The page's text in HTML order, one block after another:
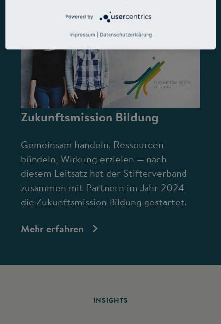
Zukunftsmission Bildung
Gemeinsam handeln, Ressourcen
bündeln, Wirkung erzielen — nach
diesem Leitsatz hat der Stifterverband
zusammen mit Partnern im Jahr 2024
die Zukunftsmission Bildung gestartet.
Mehr erfahren
INSIGHTS
Powered by
Impressum Datenschutzerklärung